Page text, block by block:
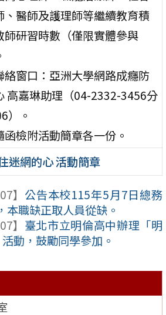
、醫師及護理師等繼續教育積
師研習時數（僅限實體參與
絡窗口：亞洲大學網路成癮防
高嘉琳助理（04-2332-3456分
）。
函檢附活動簡章各一份。
迷網的心 活動簡章
】 公告本校115年5月7日總務
本職缺正取人員從缺。
】 臺北市立明倫高中辦理「明
動，鼓勵同學參加。